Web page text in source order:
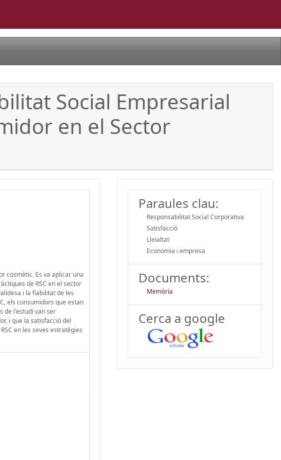
Social Empresarial
en el Sector
cosmètic. Es va aplicar una
de RSC en el sector
i la fiabilitat de les
els consumidors que estan
de l'estudi van ser
i que la satisfacció del
en les seves estratègies
Paraules clau:
Responsabilitat Social Corporativa
Satisfacció
Lleialtat
Economia i empresa
Documents:
Memòria
Cerca a google